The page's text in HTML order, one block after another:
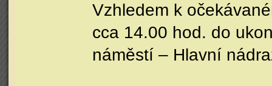
Vzhledem k
cca 14.00 hod. do
náměstí – Hlavní